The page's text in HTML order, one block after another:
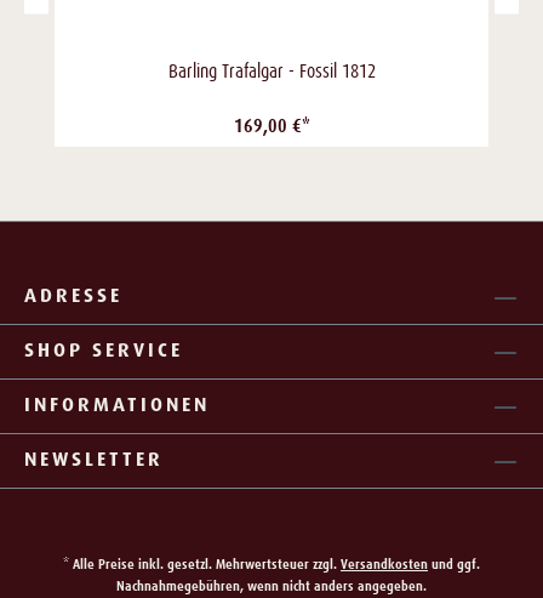
Barling Trafalgar - Fossil 1812
169,00 €*
ADRESSE
SHOP SERVICE
INFORMATIONEN
NEWSLETTER
* Alle Preise inkl. gesetzl. Mehrwertsteuer zzgl. Versandkosten und ggf.
Nachnahmegebühren, wenn nicht anders angegeben.